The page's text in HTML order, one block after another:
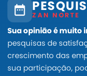
ZAN NORTE
Sua opinião é muito
pesquisas de
crescimento das
sua participação,